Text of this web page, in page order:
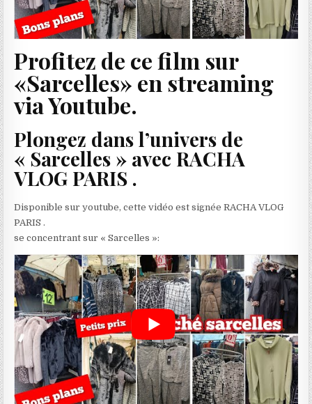
Profitez de ce film sur
«Sarcelles» en streaming
via Youtube.
Plongez dans l’univers de
« Sarcelles » avec RACHA
VLOG PARIS .
Disponible sur youtube, cette vidéo est signée RACHA VLOG
PARIS .
se concentrant sur « Sarcelles »: